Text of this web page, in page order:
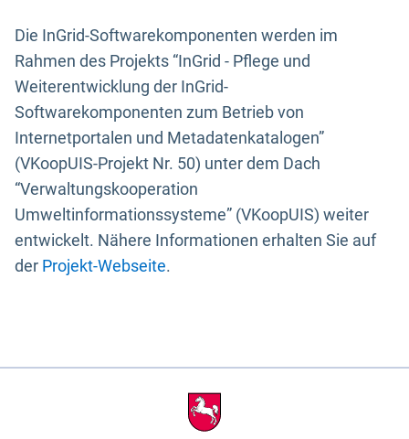
Die InGrid-Softwarekomponenten werden im
Rahmen des Projekts “InGrid - Pflege und
Weiterentwicklung der InGrid-
Softwarekomponenten zum Betrieb von
Internetportalen und Metadatenkatalogen”
(VKoopUIS-Projekt Nr. 50) unter dem Dach
“Verwaltungskooperation
Umweltinformationssysteme” (VKoopUIS) weiter
entwickelt. Nähere Informationen erhalten Sie auf
der Projekt-Webseite.